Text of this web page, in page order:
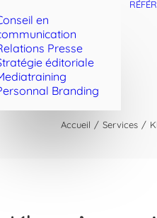
en
Presse
éditoriale
Branding
Accueil Services